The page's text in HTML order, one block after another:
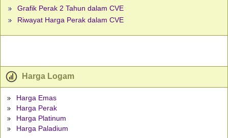
Grafik Perak 2 Tahun dalam CVE
Riwayat Harga Perak dalam CVE
Harga Logam
Harga Emas
Harga Perak
Harga Platinum
Harga Paladium